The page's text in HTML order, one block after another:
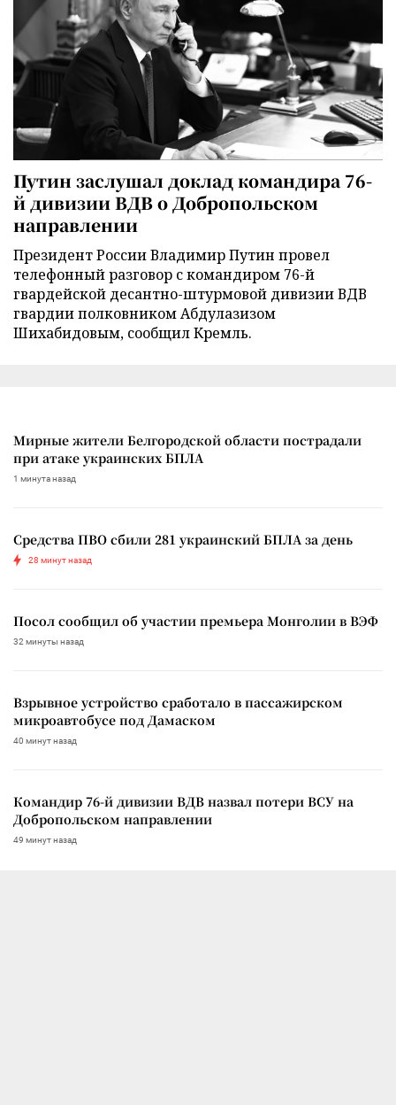
Путин заслушал доклад командира 76-
й дивизии ВДВ о Добропольском
направлении
Президент России Владимир Путин провел
телефонный разговор с командиром 76-й
гвардейской десантно-штурмовой дивизии ВДВ
гвардии полковником Абдулазизом
Шихабидовым, сообщил Кремль.
Мирные жители Белгородской области пострадали
при атаке украинских БПЛА
1 минута назад
Средства ПВО сбили 281 украинский БПЛА за день
28 минут назад
Посол сообщил об участии премьера Монголии в ВЭФ
32 минуты назад
Взрывное устройство сработало в пассажирском
микроавтобусе под Дамаском
40 минут назад
Командир 76-й дивизии ВДВ назвал потери ВСУ на
Добропольском направлении
49 минут назад